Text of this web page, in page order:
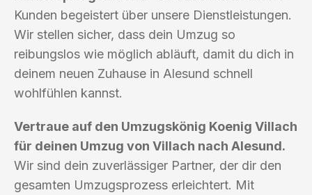
Kunden begeistert über unsere Dienstleistungen.
Wir stellen sicher, dass dein Umzug so
reibungslos wie möglich abläuft, damit du dich in
deinem neuen Zuhause in Alesund schnell
wohlfühlen kannst.
Vertraue auf den Umzugskönig Koenig Villach
für deinen Umzug von Villach nach Alesund.
Wir sind dein zuverlässiger Partner, der dir den
gesamten Umzugsprozess erleichtert. Mit